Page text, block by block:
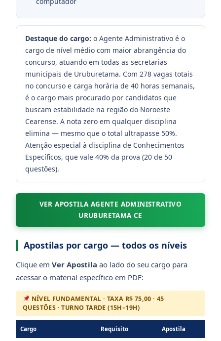
Destaque do cargo: o Agente Administrativo é o
cargo de nível médio com maior abrangência do
concurso, atuando em todas as secretarias
municipais de Uruburetama. Com 278 vagas totais
no concurso e carga horária de 40 horas semanais,
é o cargo mais procurado por candidatos que
buscam estabilidade na região do Noroeste
Cearense. A nota zero em qualquer disciplina
elimina — mesmo que o total ultrapasse 50%.
Atenção especial à disciplina de Conhecimentos
Específicos, que vale 40% da prova (20 de 50
questões).
VER APOSTILA AGENTE ADMINISTRATIVO
URUBURETAMA CE
Apostilas por cargo — todos os níveis
Clique em Ver Apostila ao lado do seu cargo para
acessar o material específico em PDF:
NÍVEL FUNDAMENTAL · TAXA R$ 75,00 · 45
QUESTÕES · TURNO TARDE (15H–19H)
Cargo Requisito Apostila